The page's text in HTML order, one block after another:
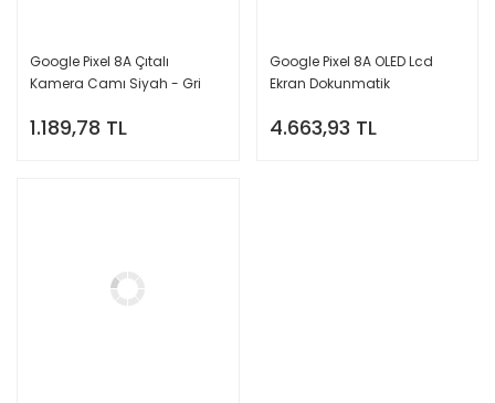
Google Pixel 8A Çıtalı
Kamera Camı Siyah - Gri
1.189,78 TL
Google Pixel 8A OLED Lcd
Ekran Dokunmatik
4.663,93 TL